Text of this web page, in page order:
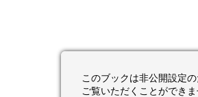
このブックは非公開設定
ご覧いただくことができま